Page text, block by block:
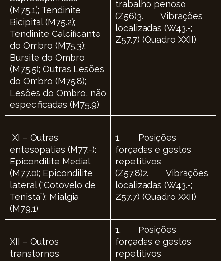
(M75.1); Tendinite
Bicipital (M75.2);
Tendinite Calcificante
do Ombro (M75.3);
Bursite do Ombro
(M75.5); Outras Lesões
do Ombro (M75.8);
Lesões do Ombro, não
especificadas (M75.9)
trabalho penoso
(Z56)3. Vibrações
localizadas (W43.-;
Z57.7) (Quadro XXII)
XI – Outras
entesopatias (M77.-):
Epicondilite Medial
(M77.0); Epicondilite
lateral (“Cotovelo de
Tenista”); Mialgia
(M79.1)
1. Posições
forçadas e gestos
repetitivos
(Z57.8)2. Vibrações
localizadas (W43.-;
Z57.7) (Quadro XXII)
XII – Outros
transtornos
1. Posições
forçadas e gestos
repetitivos